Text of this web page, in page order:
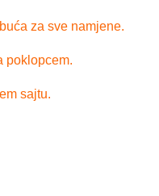
za sve namjene.
poklopcem.
sajtu.